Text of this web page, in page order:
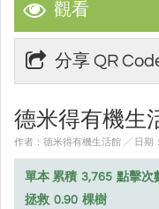
觀看
分享 QR
德米得有機生
作者：德米得有機生活館 ╱ 日期
單本 累積 3,765 點擊次
拯救 0.90 棵樹